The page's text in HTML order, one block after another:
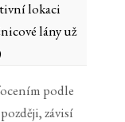
lokaci
lány už
podle
závisí